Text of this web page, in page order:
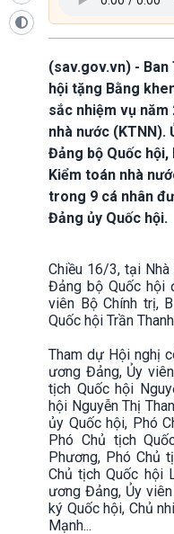
(sav.gov.vn) -
hội tặng Bằng
sắc nhiệm vụ
nhà nước (KTNN).
Đảng bộ Quốc
Kiểm toán nhà
trong 9 cá nhân
Đảng ủy Quốc hội.
Chiều 16/3, tại
Đảng bộ Quốc hội
viên Bộ Chính trị,
Quốc hội Trần
Tham dự Hội nghị
ương Đảng, Ủy
tịch Quốc hội
hội Nguyễn Thị
ủy Quốc hội, Phó
Phó Chủ tịch
Phương, Phó Chủ
Chủ tịch Quốc hội
ương Đảng, Ủy
ký Quốc hội, Chủ
Mạnh...